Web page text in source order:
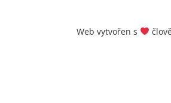
Web vytvořen s